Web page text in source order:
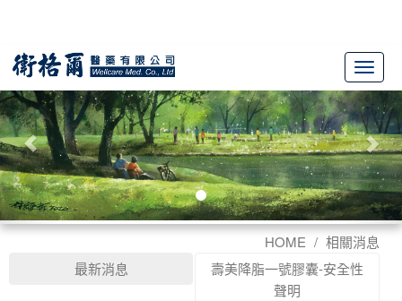
Previous
HOME
相關消息
最新消息
壽美降脂一號膠囊-安全性
聲明